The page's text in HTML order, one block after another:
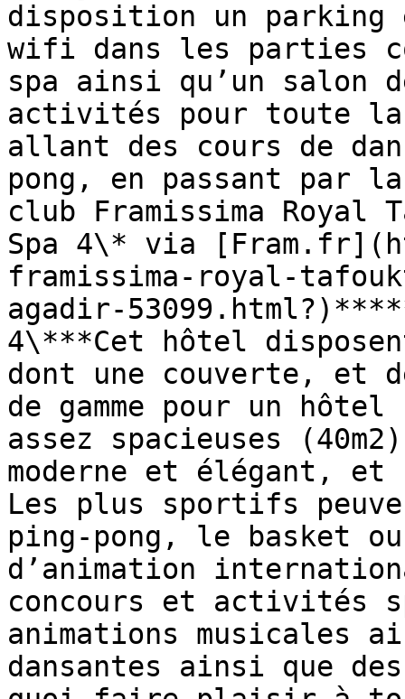
disposition un
wifi dans les parties
spa ainsi qu’un salon
activités pour toute la
allant des cours de
pong, en passant par
club Framissima Royal
Spa 4\* via
framissima-royal-
agadir-
4\***Cet hôtel
dont une couverte, et
de gamme pour un
assez spacieuses
moderne et élégant,
Les plus sportifs
ping-pong, le basket
d’animation
concours et activités
animations musicales
dansantes ainsi que